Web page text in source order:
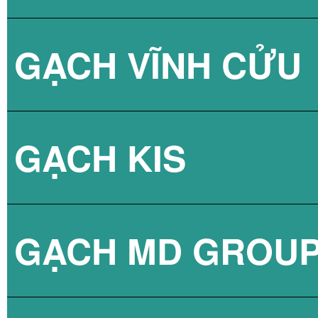
GẠCH VÂN XI
GẠCH VÂN XI
GẠCH VÂN XI
GẠCH VĨNH CỬU
GẠCH KIS
GẠCH LÁT NỀN
GẠCH MD